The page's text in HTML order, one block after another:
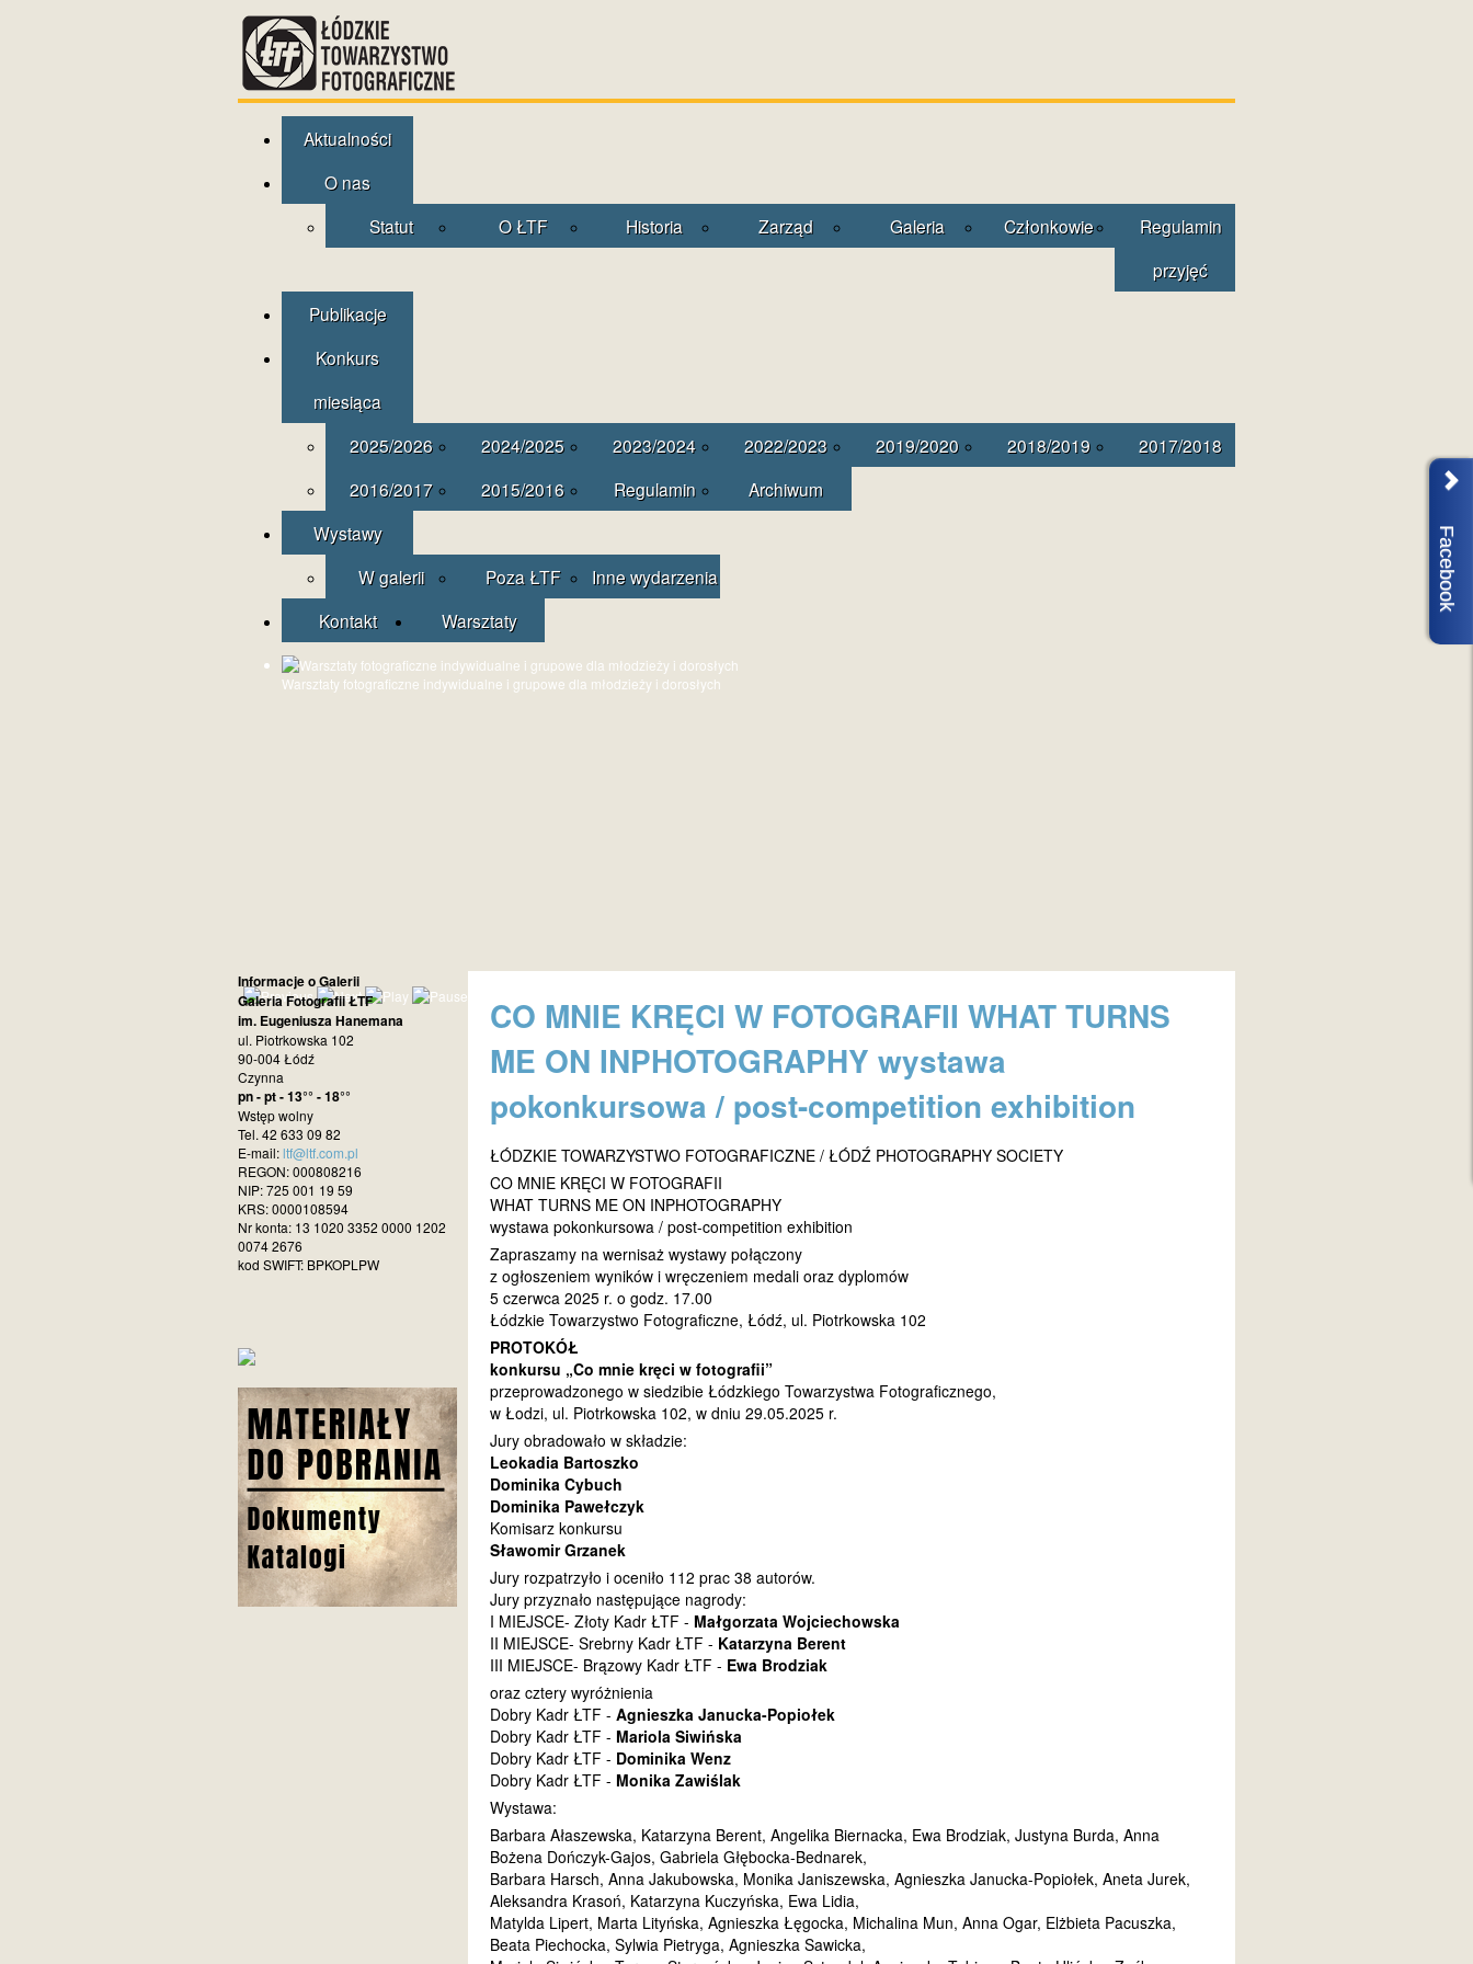
Aktualności
O nas
Statut
O ŁTF Historia Zarząd Galeria Członkowie
Regulamin
przyjęć
Publikacje
Konkurs
miesiąca
2025/2026
2024/2025 2023/2024 2022/2023 2019/2020 2018/2019
2017/2018
2016/2017
2015/2016 Regulamin
Archiwum
Wystawy
W galerii
Poza ŁTF
Inne wydarzenia
Kontakt
Warsztaty
Warsztaty fotograficzne indywidualne i grupowe dla młodzieży i dorosłych
CO MNIE KRĘCI W FOTOGRAFII WHAT TURNS
ME ON INPHOTOGRAPHY wystawa
pokonkursowa / post-competition exhibition
ŁÓDZKIE TOWARZYSTWO FOTOGRAFICZNE / ŁÓDŹ PHOTOGRAPHY SOCIETY
CO MNIE KRĘCI W FOTOGRAFII
WHAT TURNS ME ON INPHOTOGRAPHY
wystawa pokonkursowa / post-competition exhibition
Zapraszamy na wernisaż wystawy połączony
z ogłoszeniem wyników i wręczeniem medali oraz dyplomów
5 czerwca 2025 r. o godz. 17.00
Łódzkie Towarzystwo Fotograficzne, Łódź, ul. Piotrkowska 102
PROTOKÓŁ
konkursu „Co mnie kręci w fotografii”
przeprowadzonego w siedzibie Łódzkiego Towarzystwa Fotograficznego,
w Łodzi, ul. Piotrkowska 102, w dniu 29.05.2025 r.
Jury obradowało w składzie:
Leokadia Bartoszko
Dominika Cybuch
Dominika Pawełczyk
Komisarz konkursu
Sławomir Grzanek
Jury rozpatrzyło i oceniło 112 prac 38 autorów.
Jury przyznało następujące nagrody:
I MIEJSCE- Złoty Kadr ŁTF - Małgorzata Wojciechowska
II MIEJSCE- Srebrny Kadr ŁTF - Katarzyna Berent
III MIEJSCE- Brązowy Kadr ŁTF - Ewa Brodziak
oraz cztery wyróżnienia
Dobry Kadr ŁTF - Agnieszka Janucka-Popiołek
Dobry Kadr ŁTF - Mariola Siwińska
Dobry Kadr ŁTF - Dominika Wenz
Dobry Kadr ŁTF - Monika Zawiślak
Wystawa:
Barbara Ałaszewska, Katarzyna Berent, Angelika Biernacka, Ewa Brodziak, Justyna Burda, Anna
Bożena Dończyk-Gajos, Gabriela Głębocka-Bednarek,
Barbara Harsch, Anna Jakubowska, Monika Janiszewska, Agnieszka Janucka-Popiołek, Aneta Jurek,
Aleksandra Krasoń, Katarzyna Kuczyńska, Ewa Lidia,
Matylda Lipert, Marta Lityńska, Agnieszka Łęgocka, Michalina Mun, Anna Ogar, Elżbieta Pacuszka,
Beata Piechocka, Sylwia Pietryga, Agnieszka Sawicka,
Informacje o Galerii
Galeria Fotografii ŁTF
im. Eugeniusza Hanemana
ul. Piotrkowska 102
90-004 Łódź
Czynna
pn - pt - 13°° - 18°°
Wstęp wolny
Tel. 42 633 09 82
E-mail:ltf@ltf.com.pl
REGON: 000808216
NIP: 725 001 19 59
KRS: 0000108594
Nr konta: 13 1020 3352 0000 1202
0074 2676
kod SWIFT: BPKOPLPW
Facebook